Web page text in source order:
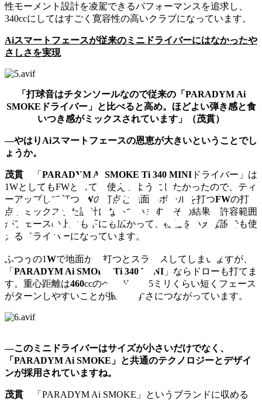
性モーメント設計を凌駕できるパフォーマンスを追求し、
340ccにしてはすごく寛容性の高いクラブになっています。
Aiスマートフェースが従来のミニドライバーにはなかったや
さしさを実現
「打球音はチタンソールなので従来の「PARADYM Ai
SMOKEドライバー」と比べると高め。ほどよい弾き感と食
いつき感がミックスされています」（茂貫）
―やはりAiスマートフェースの恩恵が大きいということでし
ょうか。
茂貫 「 PARADYM Ai SMOKE Ti 340 MINI ドライバー」は
1WとしてもFWとしても使えるようにしたかったので、ティ
ーアップして打つ1
Wの打点と地面のボールを打つFWの打
点をミックスした設計になっています。その結果、許容範囲
がフェースの上にも下にも広がって、極論をいえば誰でも使
えるドライバーになっています。
ふつうの1Wで地面から打つとスライスしてしまいますが、
「 PARADYM Ai SMOKE Ti 340 MINI 」ならドローも打てま
す。重心距離は460ccのヘッドより5ミリくらい短くフェース
がターンしやすいことが振りやすさにつながっています。
―このミニドライバーはサイズが小さいだけでなく、
「PARADYM Ai SMOKE」と共通のテクノロジーとデザイ
ンが採用されていますね。
茂貫 「PARADYM Ai SMOKE」というブランドに収める